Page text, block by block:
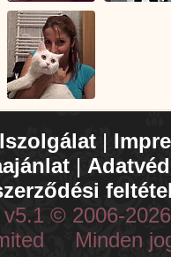
|
|
v5.1 © 2006-
Minden